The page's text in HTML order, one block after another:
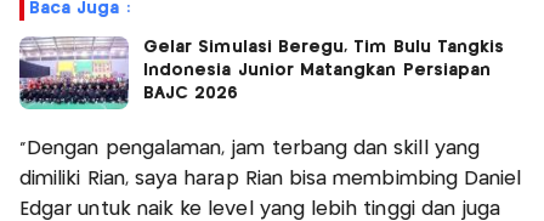
Baca Juga :
Gelar Simulasi Beregu, Tim Bulu Tangkis
Indonesia Junior Matangkan Persiapan
BAJC 2026
"Dengan pengalaman, jam terbang dan skill yang
dimiliki Rian, saya harap Rian bisa membimbing Daniel
Edgar untuk naik ke level yang lebih tinggi dan juga